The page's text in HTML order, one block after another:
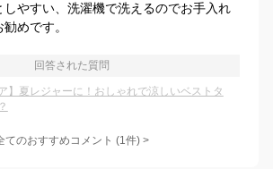
しやすい、洗濯機で洗えるのでお手入れ
めです。
回答された質問
】夏レジャーに！おしゃれで涼しいベストタ
てのおすすめコメント (1件) >